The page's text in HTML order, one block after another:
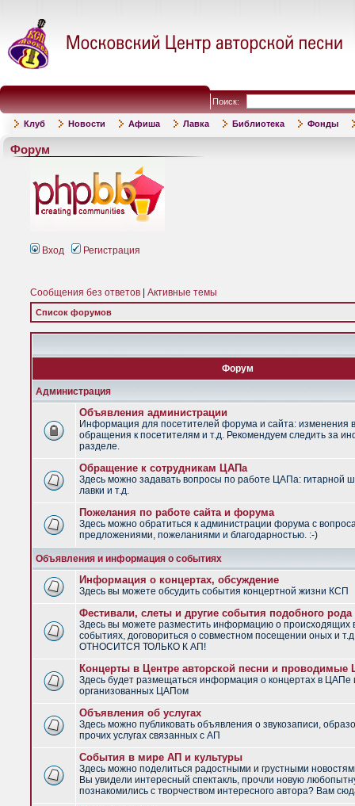
Поиск:
Клуб Новости Афиша Лавка Библиотека Фонды
Форум
Вход Регистрация
Сообщения без ответов Активные темы
Список форумов
Форум
Администрация
Объявления администрации
Информация для посетителей форума и сайта: изменения
обращения к посетителям и т.д. Рекомендуем следить за
разделе.
Обращение к сотрудникам ЦАПа
Здесь можно задавать вопросы по работе ЦАПа: гитарной
лавки и т.д.
Пожелания по работе сайта и форума
Здесь можно обратиться к администрации форума с
предложениями, пожеланиями и благодарностью. :-)
Объявления и информация о событиях
Информация о концертах, обсуждение
Здесь вы можете обсудить события концертной жизни КСП
Фестивали, слеты и другие события подобного рода
Здесь вы можете разместить информацию о
событиях, договориться о совместном посещении оных и
ОТНОСИТСЯ ТОЛЬКО К АП!
Концерты в Центре авторской песни и
Здесь будет размещаться информация о концертах в ЦАПе
организованных ЦАПом
Объявления об услугах
Здесь можно публиковать объявления о звукозаписи,
прочих услугах связанных с АП
События в мире АП и культуры
Здесь можно поделиться радостными и грустными
Вы увидели интересный спектакль, прочли новую
познакомились с творчеством интересного автора? Вам